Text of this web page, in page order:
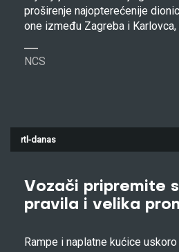
proširenje najopterećenije
one između Zagreba i
NCS
rtl-danas
Vozači pripremite
pravila i velika
Rampe i naplatne kućice